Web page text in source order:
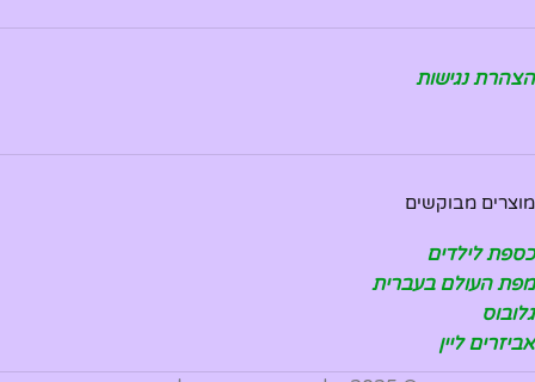
הצהרת נגישות
מוצרים מבוקשים
כספת לילדים
מפת העולם בעברית
גלובוס
אביזרים ליין